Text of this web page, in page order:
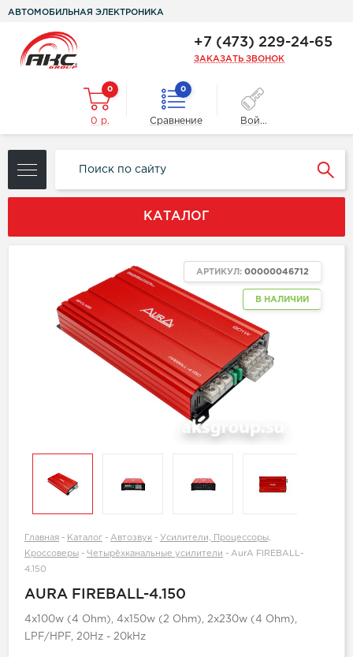
АВТОМОБИЛЬНАЯ ЭЛЕКТРОНИКА
+7 (473) 229-24-65
ЗАКАЗАТЬ ЗВОНОК
0
0 р.
0
Сравнение Войти
КАТАЛОГ
В НАЛИЧИИ
АРТИКУЛ: 00000046712
Главная - Каталог - Автозвук - Усилители, Процессоры,
Кроссоверы - Четырёхканальные усилители - AurA FIREBALL-
4.150
AURA FIREBALL-4.150
4x100w (4 Ohm), 4x150w (2 Ohm), 2x230w (4 Ohm),
LPF/HPF, 20Hz - 20kHz